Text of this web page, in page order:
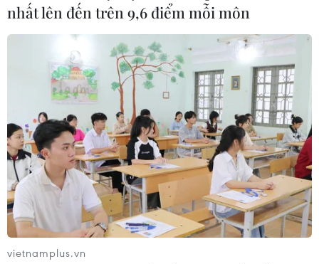
nhất lên đến trên 9,6 điểm mỗi môn
vietnamplus.vn